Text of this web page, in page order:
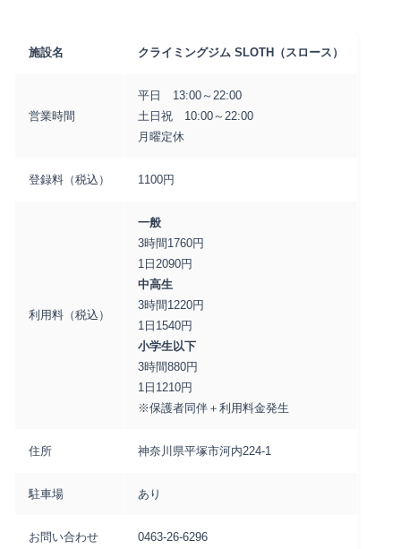
施設名 クライミングジム SLOTH（スロース）
営業時間
平日 13:00～22:00
土日祝 10:00～22:00
月曜定休
登録料（税込） 1100円
利用料（税込）
一般
3時間1760円
1日2090円
中高生
3時間1220円
1日1540円
小学生以下
3時間880円
1日1210円
※保護者同伴＋利用料金発生
住所 神奈川県平塚市河内224-1
駐車場 あり
お問い合わせ 0463-26-6296